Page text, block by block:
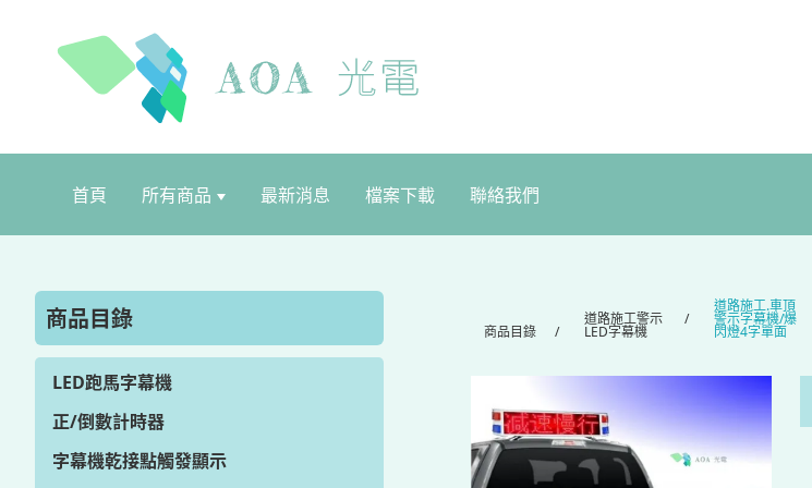
首頁 所有商品 最新消息 檔案下載 聯絡我們
商品目錄
LED跑馬字幕機
正/倒數計時器
字幕機乾接點觸發顯示
商品目錄
道路施工警示
LED字幕機
道路施工.車頂
警示字幕機/爆
閃燈4字單面